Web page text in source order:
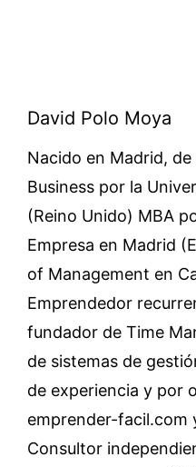
David Polo Moya
Nacido en Madrid,
Business por la
(Reino Unido) MBA
Empresa en Madrid
of Management en
Emprendedor
fundador de Time
de sistemas de
de experiencia y por
emprender-facil.com
Consultor